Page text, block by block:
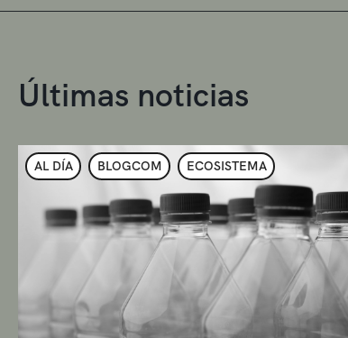
Últimas noticias
AL DÍA BLOGCOM ECOSISTEMA